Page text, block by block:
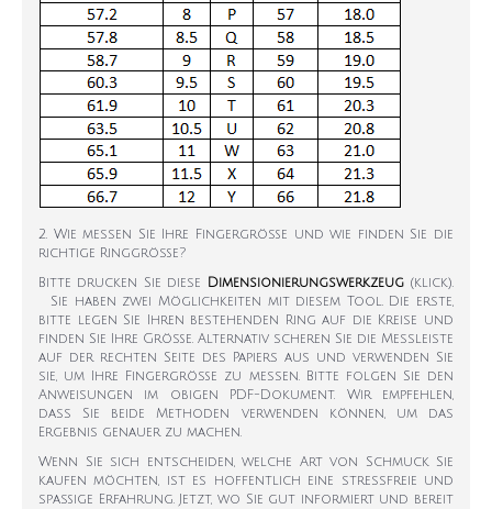
2. Wie messen Sie Ihre Fingergröße und wie finden Sie die
richtige Ringgröße?
Bitte drucken Sie diese Dimensionierungswerkzeug (klick).
Sie haben zwei Möglichkeiten mit diesem Tool. Die erste,
bitte legen Sie Ihren bestehenden Ring auf die Kreise und
finden Sie Ihre Größe. Alternativ scheren Sie die Messleiste
auf der rechten Seite des Papiers aus und verwenden Sie
sie, um Ihre Fingergröße zu messen. Bitte folgen Sie den
Anweisungen im obigen PDF-Dokument. Wir empfehlen,
dass Sie beide Methoden verwenden können, um das
Ergebnis genauer zu machen.
Wenn Sie sich entscheiden, welche Art von Schmuck Sie
kaufen möchten, ist es hoffentlich eine stressfreie und
spaßige Erfahrung. Jetzt, wo Sie gut informiert und bereit